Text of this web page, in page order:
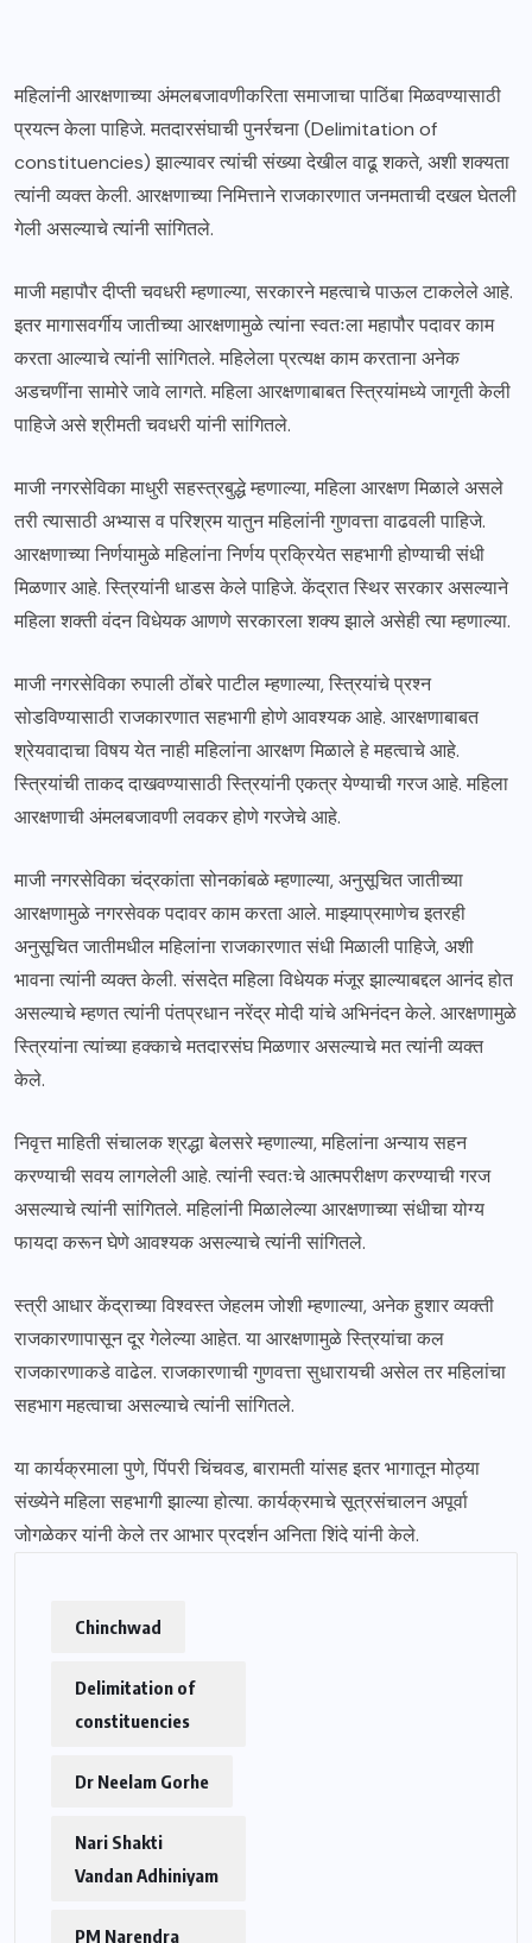
महिलांनी आरक्षणाच्या अंमलबजावणीकरिता समाजाचा पाठिंबा मिळवण्यासाठी
प्रयत्न केला पाहिजे. मतदारसंघाची पुनर्रचना (Delimitation of
constituencies) झाल्यावर त्यांची संख्या देखील वाढू शकते, अशी शक्यता
त्यांनी व्यक्त केली. आरक्षणाच्या निमित्ताने राजकारणात जनमताची दखल घेतली
गेली असल्याचे त्यांनी सांगितले.
माजी महापौर दीप्ती चवधरी म्हणाल्या, सरकारने महत्वाचे पाऊल टाकलेले आहे.
इतर मागासवर्गीय जातीच्या आरक्षणामुळे त्यांना स्वतःला महापौर पदावर काम
करता आल्याचे त्यांनी सांगितले. महिलेला प्रत्यक्ष काम करताना अनेक
अडचणींना सामोरे जावे लागते. महिला आरक्षणाबाबत स्त्रियांमध्ये जागृती केली
पाहिजे असे श्रीमती चवधरी यांनी सांगितले.
माजी नगरसेविका माधुरी सहस्त्रबुद्धे म्हणाल्या, महिला आरक्षण मिळाले असले
तरी त्यासाठी अभ्यास व परिश्रम यातुन महिलांनी गुणवत्ता वाढवली पाहिजे.
आरक्षणाच्या निर्णयामुळे महिलांना निर्णय प्रक्रियेत सहभागी होण्याची संधी
मिळणार आहे. स्त्रियांनी धाडस केले पाहिजे. केंद्रात स्थिर सरकार असल्याने
महिला शक्ती वंदन विधेयक आणणे सरकारला शक्य झाले असेही त्या म्हणाल्या.
माजी नगरसेविका रुपाली ठोंबरे पाटील म्हणाल्या, स्त्रियांचे प्रश्न
सोडविण्यासाठी राजकारणात सहभागी होणे आवश्यक आहे. आरक्षणाबाबत
श्रेयवादाचा विषय येत नाही महिलांना आरक्षण मिळाले हे महत्वाचे आहे.
स्त्रियांची ताकद दाखवण्यासाठी स्त्रियांनी एकत्र येण्याची गरज आहे. महिला
आरक्षणाची अंमलबजावणी लवकर होणे गरजेचे आहे.
माजी नगरसेविका चंद्रकांता सोनकांबळे म्हणाल्या, अनुसूचित जातीच्या
आरक्षणामुळे नगरसेवक पदावर काम करता आले. माझ्याप्रमाणेच इतरही
अनुसूचित जातीमधील महिलांना राजकारणात संधी मिळाली पाहिजे, अशी
भावना त्यांनी व्यक्त केली. संसदेत महिला विधेयक मंजूर झाल्याबद्दल आनंद होत
असल्याचे म्हणत त्यांनी पंतप्रधान नरेंद्र मोदी यांचे अभिनंदन केले. आरक्षणामुळे
स्त्रियांना त्यांच्या हक्काचे मतदारसंघ मिळणार असल्याचे मत त्यांनी व्यक्त
केले.
निवृत्त माहिती संचालक श्रद्धा बेलसरे म्हणाल्या, महिलांना अन्याय सहन
करण्याची सवय लागलेली आहे. त्यांनी स्वतःचे आत्मपरीक्षण करण्याची गरज
असल्याचे त्यांनी सांगितले. महिलांनी मिळालेल्या आरक्षणाच्या संधीचा योग्य
फायदा करून घेणे आवश्यक असल्याचे त्यांनी सांगितले.
स्त्री आधार केंद्राच्या विश्वस्त जेहलम जोशी म्हणाल्या, अनेक हुशार व्यक्ती
राजकारणापासून दूर गेलेल्या आहेत. या आरक्षणामुळे स्त्रियांचा कल
राजकारणाकडे वाढेल. राजकारणाची गुणवत्ता सुधारायची असेल तर महिलांचा
सहभाग महत्वाचा असल्याचे त्यांनी सांगितले.
या कार्यक्रमाला पुणे, पिंपरी चिंचवड, बारामती यांसह इतर भागातून मोठ्या
संख्येने महिला सहभागी झाल्या होत्या. कार्यक्रमाचे सूत्रसंचालन अपूर्वा
जोगळेकर यांनी केले तर आभार प्रदर्शन अनिता शिंदे यांनी केले.
Chinchwad
Delimitation of
constituencies
Dr Neelam Gorhe
Nari Shakti
Vandan Adhiniyam
PM Narendra